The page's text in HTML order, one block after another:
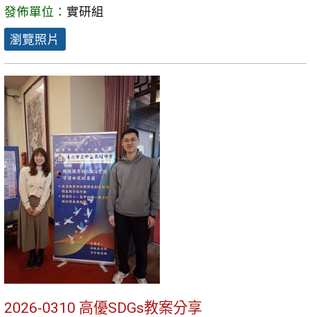
發佈單位： 實研組
瀏覽照片
2026-0310 高優SDGs教案分享